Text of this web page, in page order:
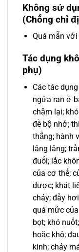
Không sử
(Chống chỉ
Quá mẫn
Tác dụng
phụ)
Các tác
ngứa ran ở
chậm lại;
đề bộ nhớ;
thẳng; hành
lâng lâng;
đuối; lắc
của cơ thể;
được; khát
chảy; đầy
quá mức
bọt; khó
hoặc khô;
kinh; chảy